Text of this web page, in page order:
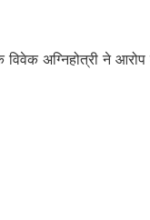
अग्निहोत्री ने आरोप